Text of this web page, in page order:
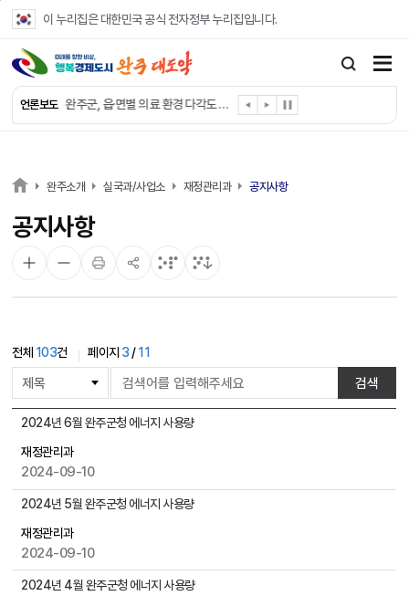
이 누리집은 대한민국 공식 전자정부 누리집입니다.
언론보도
완주군, ‘수의계약 총량제’ 개편 운영
완주군 청소년, 초록우산 지원으로 치과 치료
완주군, 읍·면별 의료 환경 다각도 진단한다
완주군, 모바일 헬스케어 “내 건강 변화 직접 확인”
전북은행, 완주군에 ‘시원키트’ 60세트 기탁
완주소개 실국과/사업소 재정관리과 공지사항
공지사항
전체 103건 페이지 3 /11
물
색
검색
사
게
물
록
2024년 6월 완주군청 에너지 사용량
재정관리과
2024-09-10
2024년 5월 완주군청 에너지 사용량
재정관리과
2024-09-10
2024년 4월 완주군청 에너지 사용량